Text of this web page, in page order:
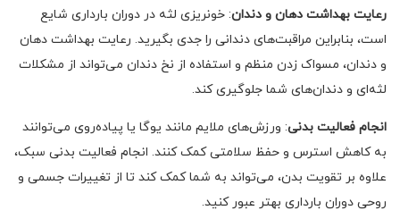
رعایت بهداشت دهان و دندان: خونریزی لثه در دوران بارداری شایع
است، بنابراین مراقبت‌های دندانی را جدی بگیرید. رعایت بهداشت دهان
و دندان، مسواک زدن منظم و استفاده از نخ دندان می‌تواند از مشکلات
لثه‌ای و دندان‌های شما جلوگیری کند.
انجام فعالیت بدنی: ورزش‌های ملایم مانند یوگا یا پیاده‌روی می‌توانند
به کاهش استرس و حفظ سلامتی کمک کنند. انجام فعالیت بدنی سبک،
علاوه بر تقویت بدن، می‌تواند به شما کمک کند تا از تغییرات جسمی و
روحی دوران بارداری بهتر عبور کنید.